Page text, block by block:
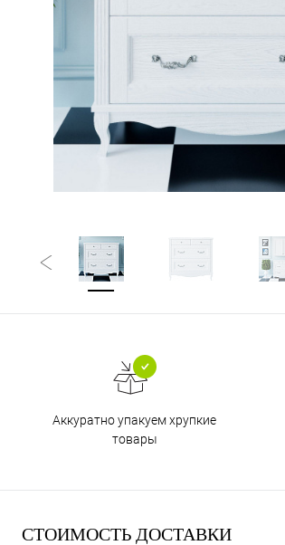
Аккуратно упакуем хрупкие
товары
СТОИМОСТЬ ДОСТАВКИ